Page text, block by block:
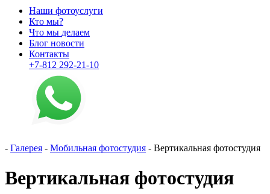
Наши фотоуслуги
Кто мы?
Что мы делаем
Блог новости
Контакты
+7-812 292-21-10
- Галерея - Мобильная фотостудия - Вертикальная фотостудия
Вертикальная фотостудия